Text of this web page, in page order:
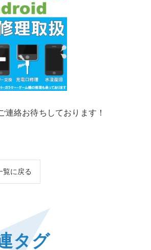
連絡お待ちしております！
覧に戻る
タグ